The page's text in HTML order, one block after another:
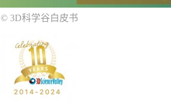
© 3D科学谷白皮书